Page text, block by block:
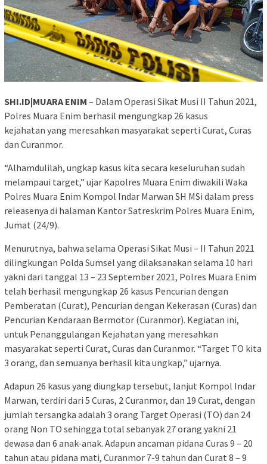
SHI.ID|MUARA ENIM – Dalam Operasi Sikat Musi II Tahun 2021,
Polres Muara Enim berhasil mengungkap 26 kasus
kejahatan yang meresahkan masyarakat seperti Curat, Curas
dan Curanmor.
“Alhamdulilah, ungkap kasus kita secara keseluruhan sudah
melampaui target,” ujar Kapolres Muara Enim diwakili Waka
Polres Muara Enim Kompol Indar Marwan SH MSi dalam press
releasenya di halaman Kantor Satreskrim Polres Muara Enim,
Jumat (24/9).
Menurutnya, bahwa selama Operasi Sikat Musi – II Tahun 2021
dilingkungan Polda Sumsel yang dilaksanakan selama 10 hari
yakni dari tanggal 13 – 23 September 2021, Polres Muara Enim
telah berhasil mengungkap 26 kasus Pencurian dengan
Pemberatan (Curat), Pencurian dengan Kekerasan (Curas) dan
Pencurian Kendaraan Bermotor (Curanmor). Kegiatan ini,
untuk Penanggulangan Kejahatan yang meresahkan
masyarakat seperti Curat, Curas dan Curanmor. “Target TO kita
3 orang, dan semuanya berhasil kita ungkap,” ujarnya.
Adapun 26 kasus yang diungkap tersebut, lanjut Kompol Indar
Marwan, terdiri dari 5 Curas, 2 Curanmor, dan 19 Curat, dengan
jumlah tersangka adalah 3 orang Target Operasi (TO) dan 24
orang Non TO sehingga total sebanyak 27 orang yakni 21
dewasa dan 6 anak-anak. Adapun ancaman pidana Curas 9 – 20
tahun atau pidana mati, Curanmor 7-9 tahun dan Curat 8 – 9